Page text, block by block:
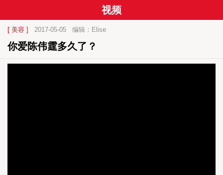
视频
[ 美容 ] 2017-05-05 编辑：Elise
你爱陈伟霆多久了？